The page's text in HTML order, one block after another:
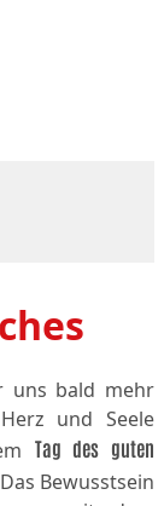
uns bald mehr
und Seele
Tag des guten
Bewusstsein